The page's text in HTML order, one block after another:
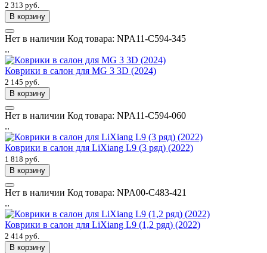
2 313 руб.
В корзину
Нет в наличии Код товара: NPA11-C594-345
..
Коврики в салон для MG 3 3D (2024)
2 145 руб.
В корзину
Нет в наличии Код товара: NPA11-C594-060
..
Коврики в салон для LiXiang L9 (3 ряд) (2022)
1 818 руб.
В корзину
Нет в наличии Код товара: NPA00-C483-421
..
Коврики в салон для LiXiang L9 (1,2 ряд) (2022)
2 414 руб.
В корзину